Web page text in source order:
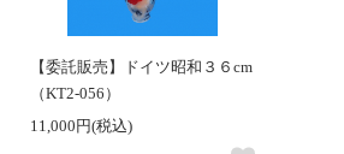
【委託販売】ドイツ昭和３６cm
（KT2-056）
11,000円(税込)